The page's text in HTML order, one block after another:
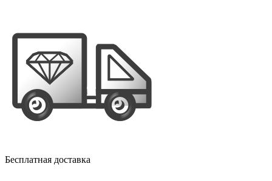
Бесплатная доставка